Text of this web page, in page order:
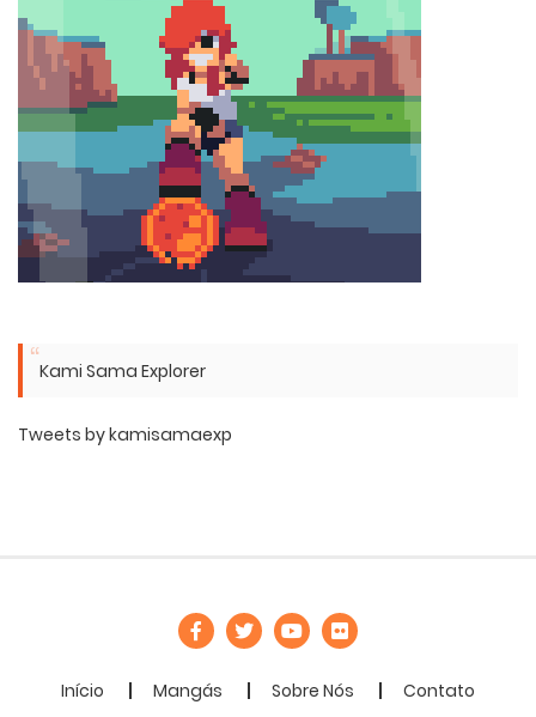
Kami Sama Explorer
Tweets by kamisamaexp
Início Mangás Sobre Nós Contato